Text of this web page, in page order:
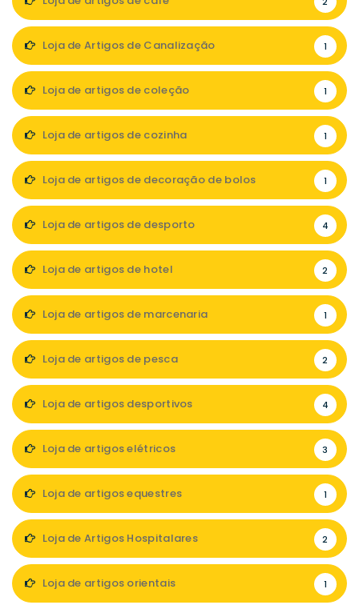
Loja de Artigos de Canalização 1
Loja de artigos de coleção 1
Loja de artigos de cozinha 1
Loja de artigos de decoração de bolos 1
Loja de artigos de desporto 4
Loja de artigos de hotel 2
Loja de artigos de marcenaria 1
Loja de artigos de pesca 2
Loja de artigos desportivos 4
Loja de artigos elétricos 3
Loja de artigos equestres 1
Loja de Artigos Hospitalares 2
Loja de artigos orientais 1